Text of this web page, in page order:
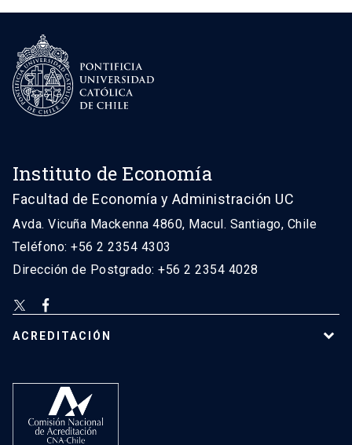
Instituto de Economía
Facultad de Economía y Administración UC
Avda. Vicuña Mackenna 4860, Macul. Santiago, Chile
Teléfono: +56 2 2354 4303
Dirección de Postgrado: +56 2 2354 4028
ACREDITACIÓN